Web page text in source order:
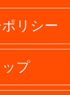
リシー
プ